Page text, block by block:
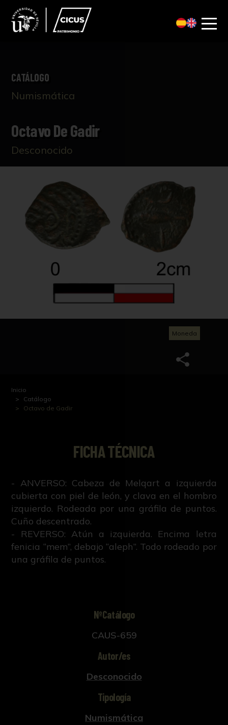
CATÁLOGO
Numismática
Octavo De Gadir
Desconocido
Moneda
Inicio
Catálogo
Octavo de Gadir
FICHA TÉCNICA
- ANVERSO: Cabeza de Melqart a izquierda
cubierta con piel de león, y clava en el hombro
izquierdo. Rodeada por una gráfila de puntos.
Cuño descentrado.
- REVERSO: Atún a izquierda. Encima letra
fenicia “mem”, debajo “aleph”. Todo rodeado por
una gráfila de puntos.
NºCatálogo
CAUS-659
Autor/es
Desconocido
Tipología
Numismática